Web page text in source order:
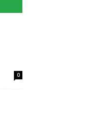
0